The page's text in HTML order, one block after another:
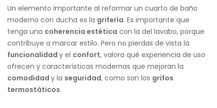
Un elemento importante al reformar un cuarto de baño
moderno con ducha es la grifería. Es importante que
tenga una coherencia estética con la del lavabo, porque
contribuye a marcar estilo. Pero no pierdas de vista la
funcionalidad y el confort, valora qué experiencia de uso
ofrecen y características modernas que mejoran la
comodidad y la seguridad, como son los grifos
termostáticos.